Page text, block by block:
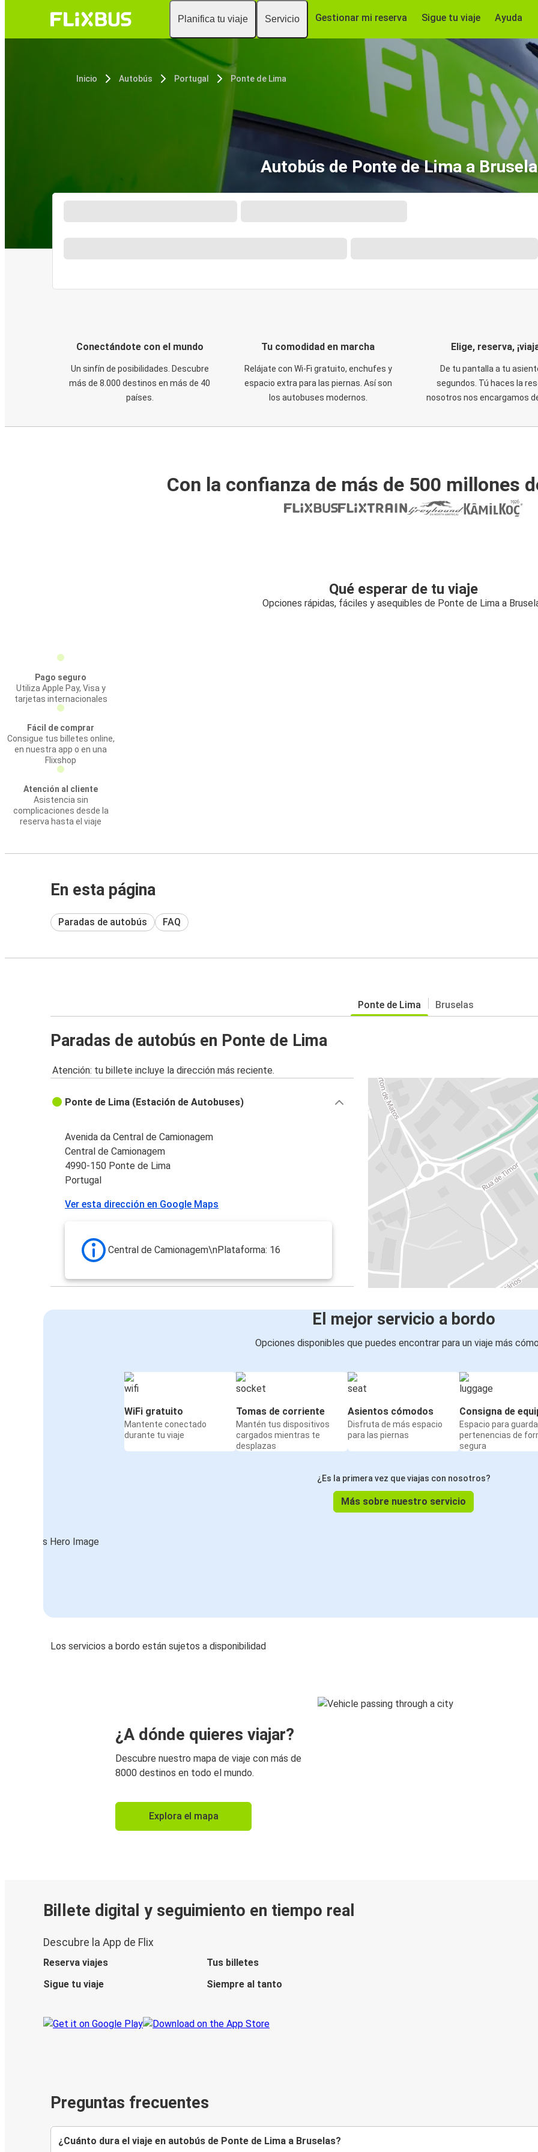
Planifica tu viaje Servicio Gestionar mi reserva Sigue tu viaje Ayuda
Inicio Autobús Portugal Ponte de Lima
Autobús de Ponte de Lima a
Conectándote con el mundo
Un sinfín de posibilidades. Descubre
más de 8.000 destinos en más de 40
países.
Tu comodidad en marcha
Relájate con Wi-Fi gratuito, enchufes y
espacio extra para las piernas. Así son
los autobuses modernos.
Elige, reserva,
De tu pantalla a tu
segundos. Tú haces la
nosotros nos encargamos
Con la confianza de más de 500 millones
Qué esperar de tu viaje
Opciones rápidas, fáciles y asequibles de Ponte de Lima a
Pago seguro
Utiliza Apple Pay, Visa y
tarjetas internacionales
Fácil de comprar
Consigue tus billetes online,
en nuestra app o en una
Flixshop
Atención al cliente
Asistencia sin
complicaciones desde la
reserva hasta el viaje
En esta página
Paradas de autobús FAQ
Ponte de Lima Bruselas
Paradas de autobús en Ponte de Lima
Atención: tu billete incluye la dirección más reciente.
Ponte de Lima (Estación de Autobuses)
Avenida da Central de Camionagem
Central de Camionagem
4990-150 Ponte de Lima
Portugal
Ver esta dirección en Google Maps
Central de Camionagem\nPlataforma: 16
El mejor servicio a bordo
Opciones disponibles que puedes encontrar para un viaje más
WiFi gratuito
Mantente conectado
durante tu viaje
Tomas de corriente
Mantén tus dispositivos
cargados mientras te
desplazas
Asientos cómodos
Disfruta de más espacio
para las piernas
Consigna de
Espacio para
pertenencias de
segura
¿Es la primera vez que viajas con nosotros?
Más sobre nuestro servicio
Los servicios a bordo están sujetos a disponibilidad
¿A dónde quieres viajar?
Descubre nuestro mapa de viaje con más de
8000 destinos en todo el mundo.
Explora el mapa
Billete digital y seguimiento en tiempo real
Descubre la App de Flix
Reserva viajes
Tus billetes
Sigue tu viaje
Siempre al tanto
Preguntas frecuentes
¿Cuánto dura el viaje en autobús de Ponte de Lima a Bruselas?